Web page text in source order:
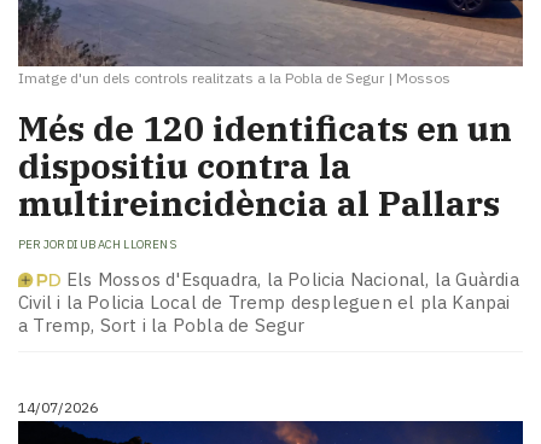
Imatge d'un dels controls realitzats a la Pobla de Segur | Mossos
​Més de 120 identificats en un
dispositiu contra la
multireincidència al Pallars
PER JORDI UBACH LLORENS
Els Mossos d'Esquadra, la Policia Nacional, la Guàrdia
Civil i la Policia Local de Tremp despleguen el pla Kanpai
a Tremp, Sort i la Pobla de Segur
14/07/2026